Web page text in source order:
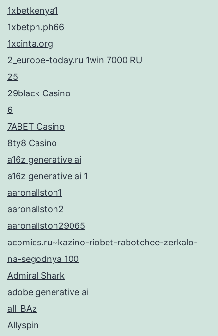
1xbetkenya1
1xbetph.ph66
1xcinta.org
2_europe-today.ru 1win 7000 RU
25
29black Casino
6
7ABET Casino
8ty8 Casino
a16z generative ai
a16z generative ai 1
aaronallston1
aaronallston2
aaronallston29065
acomics.ru~kazino-riobet-rabotchee-zerkalo-
na-segodnya 100
Admiral Shark
adobe generative ai
all_BAz
Allyspin